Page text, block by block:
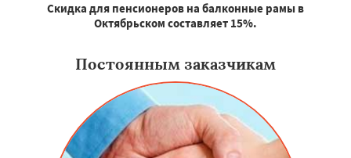
Скидка для пенсионеров на балконные рамы в
Октябрьском составляет 15%.
Постоянным заказчикам